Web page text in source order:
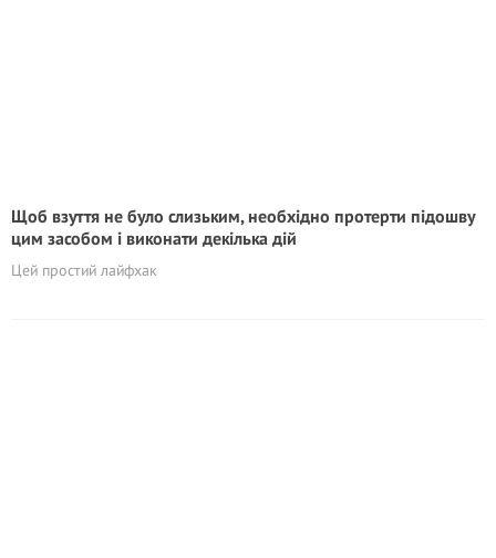
Щоб взуття не було слизьким, необхідно протерти підошву
цим засобом і виконати декілька дій
Цей простий лайфхак